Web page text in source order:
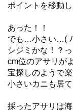
ポイントを移動
あった！！
でも…小さい…(
シジミかな！？
cm位のアサリが
宝探しのようで
小さいカニも居
採ったアサリは